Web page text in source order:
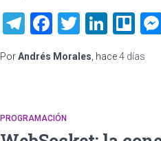
Telegram
Facebook
Twitter
PorAndrés Morales , hace4 días
PROGRAMACIÓN